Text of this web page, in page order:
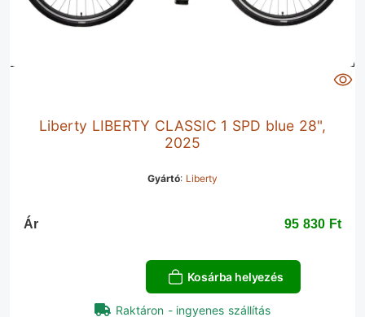
Liberty LIBERTY CLASSIC 1 SPD blue 28",
2025
Gyártó: Liberty
Ár 95 830 Ft‎
Kosárba helyezés
Raktáron - ingyenes szállítás